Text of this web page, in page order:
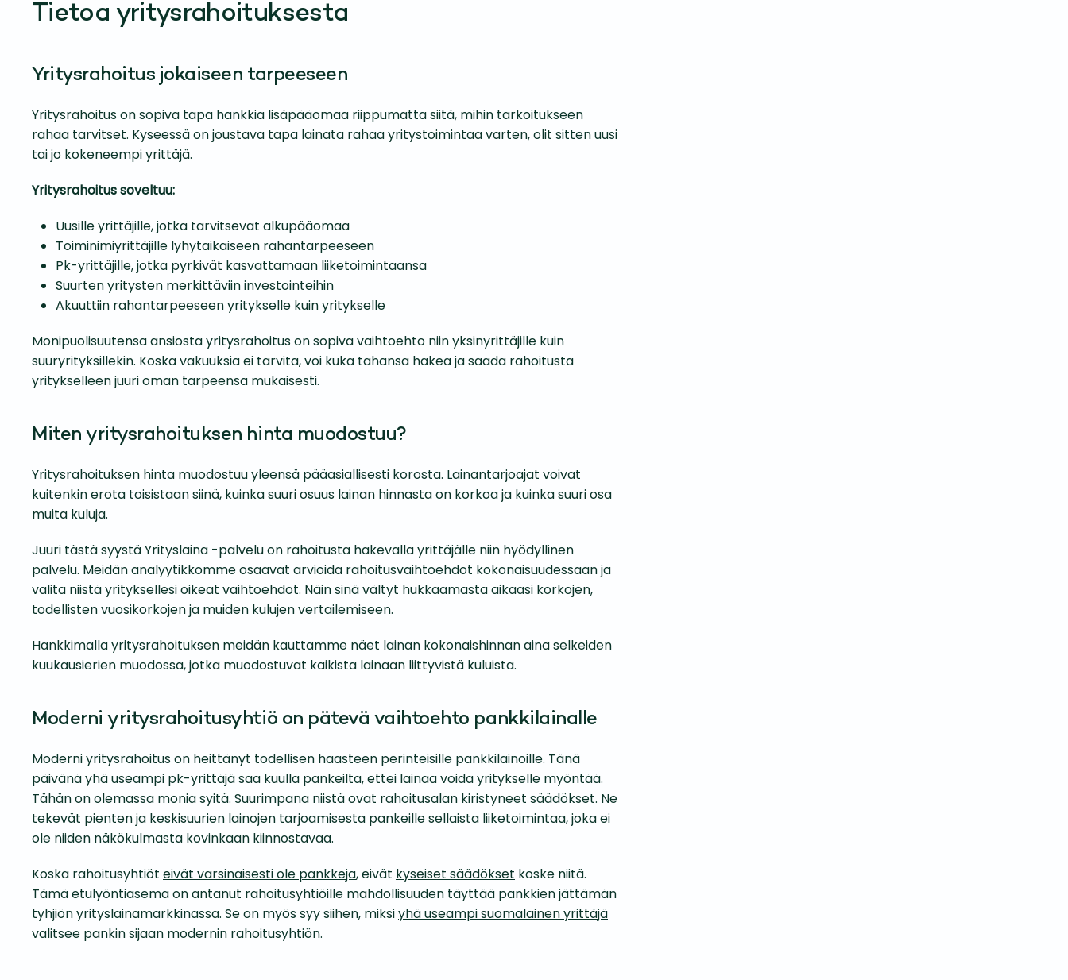
Tietoa yritysrahoituksesta
Yritysrahoitus jokaiseen tarpeeseen
Yritysrahoitus on sopiva tapa hankkia lisäpääomaa riippumatta siitä, mihin tarkoitukseen
rahaa tarvitset. Kyseessä on joustava tapa lainata rahaa yritystoimintaa varten, olit sitten uusi
tai jo kokeneempi yrittäjä.
Yritysrahoitus soveltuu:
Uusille yrittäjille, jotka tarvitsevat alkupääomaa
Toiminimiyrittäjille lyhytaikaiseen rahantarpeeseen
Pk-yrittäjille, jotka pyrkivät kasvattamaan liiketoimintaansa
Suurten yritysten merkittäviin investointeihin
Akuuttiin rahantarpeeseen yritykselle kuin yritykselle
Monipuolisuutensa ansiosta yritysrahoitus on sopiva vaihtoehto niin yksinyrittäjille kuin
suuryrityksillekin. Koska vakuuksia ei tarvita, voi kuka tahansa hakea ja saada rahoitusta
yritykselleen juuri oman tarpeensa mukaisesti.
Miten yritysrahoituksen hinta muodostuu?
Yritysrahoituksen hinta muodostuu yleensä pääasiallisesti korosta. Lainantarjoajat voivat
kuitenkin erota toisistaan siinä, kuinka suuri osuus lainan hinnasta on korkoa ja kuinka suuri osa
muita kuluja.
Juuri tästä syystä Yrityslaina -palvelu on rahoitusta hakevalla yrittäjälle niin hyödyllinen
palvelu. Meidän analyytikkomme osaavat arvioida rahoitusvaihtoehdot kokonaisuudessaan ja
valita niistä yrityksellesi oikeat vaihtoehdot. Näin sinä vältyt hukkaamasta aikaasi korkojen,
todellisten vuosikorkojen ja muiden kulujen vertailemiseen.
Hankkimalla yritysrahoituksen meidän kauttamme näet lainan kokonaishinnan aina selkeiden
kuukausierien muodossa, jotka muodostuvat kaikista lainaan liittyvistä kuluista.
Moderni yritysrahoitusyhtiö on pätevä vaihtoehto pankkilainalle
Moderni yritysrahoitus on heittänyt todellisen haasteen perinteisille pankkilainoille. Tänä
päivänä yhä useampi pk-yrittäjä saa kuulla pankeilta, ettei lainaa voida yritykselle myöntää.
Tähän on olemassa monia syitä. Suurimpana niistä ovat rahoitusalan kiristyneet säädökset. Ne
tekevät pienten ja keskisuurien lainojen tarjoamisesta pankeille sellaista liiketoimintaa, joka ei
ole niiden näkökulmasta kovinkaan kiinnostavaa.
Koska rahoitusyhtiöt eivät varsinaisesti ole pankkeja, eivät kyseiset säädökset koske niitä.
Tämä etulyöntiasema on antanut rahoitusyhtiöille mahdollisuuden täyttää pankkien jättämän
tyhjiön yrityslainamarkkinassa. Se on myös syy siihen, miksiyhä useampi suomalainen yrittäjä
valitsee pankin sijaan modernin rahoitusyhtiön.